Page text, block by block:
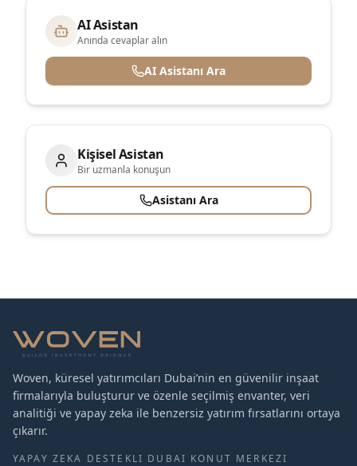
AI Asistan
Anında cevaplar alın
AI Asistanı Ara
Kişisel Asistan
Bir uzmanla konuşun
Asistanı Ara
Woven, küresel yatırımcıları Dubai’nin en güvenilir inşaat
firmalarıyla buluşturur ve özenle seçilmiş envanter, veri
analitiği ve yapay zeka ile benzersiz yatırım fırsatlarını ortaya
çıkarır.
YAPAY ZEKA DESTEKLI DUBAI KONUT MERKEZI